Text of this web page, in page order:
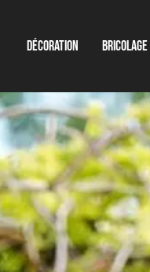
Décoration Bricolage